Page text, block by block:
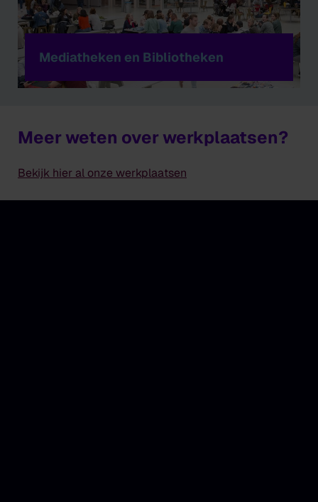
Mediatheken en Bibliotheken
Meer weten over werkplaatsen?
Bekijk hier al onze werkplaatsen